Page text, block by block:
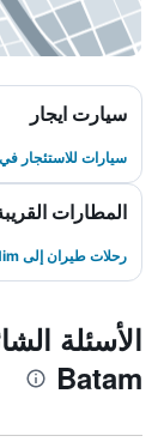
سيارت ايجار
سيارات للاستئجار في
المطارات
رحلات طيران إلى Hang Nadim
Batam